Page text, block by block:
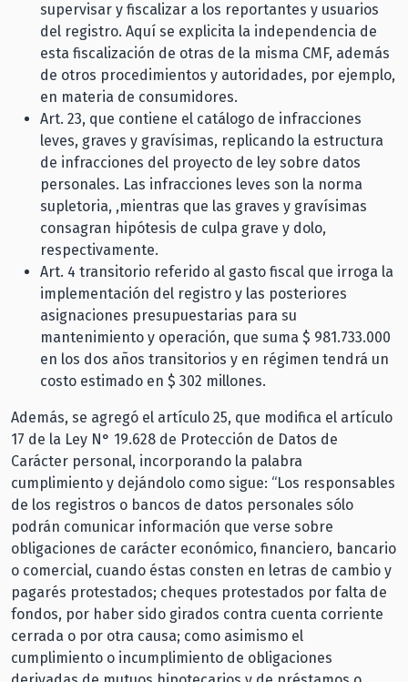
supervisar y fiscalizar a los reportantes y usuarios
del registro. Aquí se explicita la independencia de
esta fiscalización de otras de la misma CMF, además
de otros procedimientos y autoridades, por ejemplo,
en materia de consumidores.
Art. 23, que contiene el catálogo de infracciones
leves, graves y gravísimas, replicando la estructura
de infracciones del proyecto de ley sobre datos
personales. Las infracciones leves son la norma
supletoria, ,mientras que las graves y gravísimas
consagran hipótesis de culpa grave y dolo,
respectivamente.
Art. 4 transitorio referido al gasto fiscal que irroga la
implementación del registro y las posteriores
asignaciones presupuestarias para su
mantenimiento y operación, que suma $ 981.733.000
en los dos años transitorios y en régimen tendrá un
costo estimado en $ 302 millones.
Además, se agregó el artículo 25, que modifica el artículo
17 de la Ley N° 19.628 de Protección de Datos de
Carácter personal, incorporando la palabra
cumplimiento y dejándolo como sigue: “Los responsables
de los registros o bancos de datos personales sólo
podrán comunicar información que verse sobre
obligaciones de carácter económico, financiero, bancario
o comercial, cuando éstas consten en letras de cambio y
pagarés protestados; cheques protestados por falta de
fondos, por haber sido girados contra cuenta corriente
cerrada o por otra causa; como asimismo el
cumplimiento o incumplimiento de obligaciones